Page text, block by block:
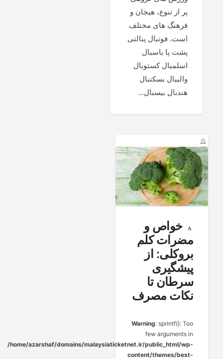
پر از تنوع، هیجان و
فرهنگ های مختلف
است. فوتبال پنالتی
پشت پا باسبال
اسلمبال کستوبال
والیبال بسکتبال
هندبال بیسبال...
خواص و
مضرات کلم
بروکلی: از
پیشگیری
سرطان تا
نکات مصرف
Warning: sprintf(): Too
few arguments in
/home/azarshaf/domains/malaysiaticketnet.ir/public_html/wp-
content/themes/best-